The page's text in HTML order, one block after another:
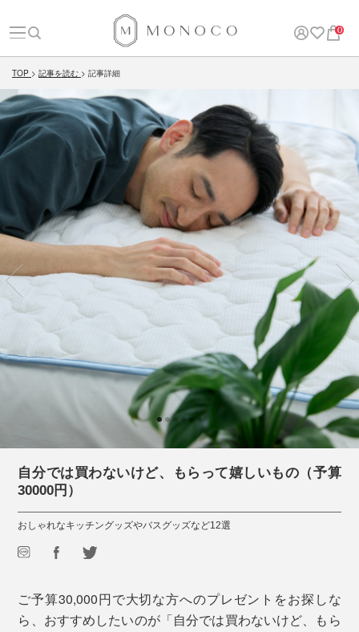
0
TOP 記事を読む 記事詳細
自分では買わないけど、もらって嬉しいもの（予算
30000円）
おしゃれなキッチングッズやバスグッズなど12選
ご予算30,000円で大切な方へのプレゼントをお探しな
ら、おすすめしたいのが「自分では買わないけど、もら